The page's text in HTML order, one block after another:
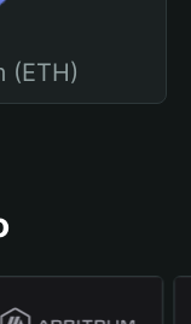
(ETH)